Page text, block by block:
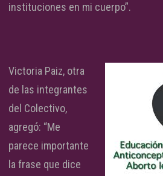
instituciones en mi cuerpo”.
Victoria Paiz, otra
de las integrantes
del Colectivo,
agregó: “Me
parece importante
la frase que dice